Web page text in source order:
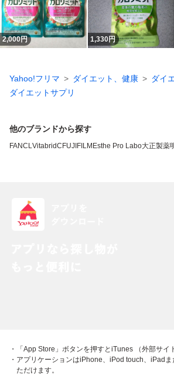
2,000円 1,330円
Yahoo!フリマ ダイエット、健康
ダイ
ダイエットサプリ
他のブランドから探す
FANCLVitabridC FUJIFILM Esthe Pro Labo大正製薬
・「App Store」ボタンを押すとiTunes （外部サイ
・アプリケーションはiPhone、iPod touch、iPad
ただけます。